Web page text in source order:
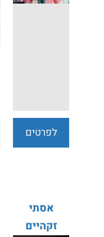
לפרטים
אסתי
זקהיים